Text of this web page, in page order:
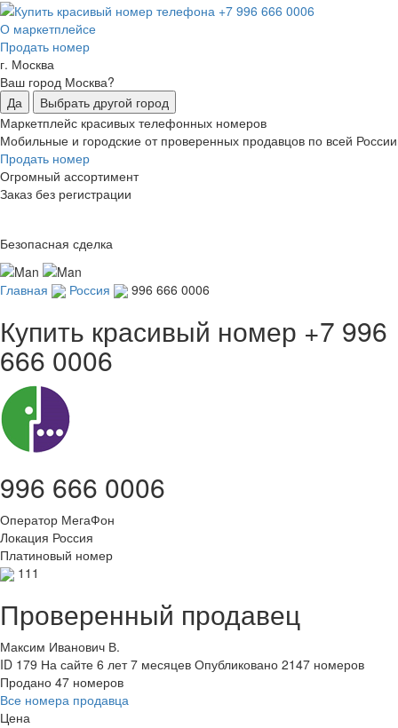
О маркетплейсе
Продать номер
г. Москва
Ваш город Москва?
Да
Выбрать другой город
Маркетплейс красивых телефонных номеров
Мобильные и городские от проверенных продавцов по всей России
Продать номер
Огромный ассортимент
Заказ без регистрации
Безопасная сделка
Главная Россия 996 666 0006
Купить красивый номер +7 996
666 0006
996 666 0006
Оператор МегаФон
Локация Россия
Платиновый номер
111
Проверенный продавец
Максим Иванович В.
ID 179 На сайте 6 лет 7 месяцев Опубликовано 2147 номеров
Продано 47 номеров
Все номера продавца
Цена